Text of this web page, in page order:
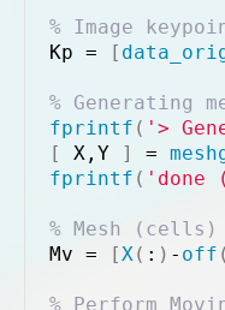
% Image
Kp =
[
% Generating
fprintf ( '>
[
X,Y ] =
fprintf ( 'done
% Mesh
Mv =
[X( : ) - off (
% Perform